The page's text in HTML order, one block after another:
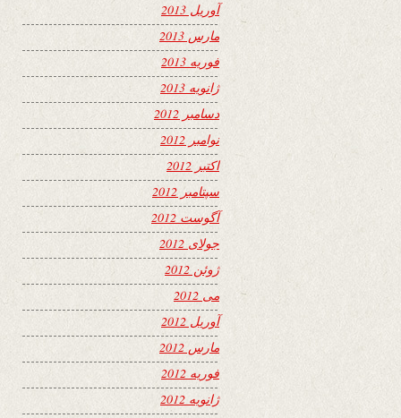
آوریل 2013
مارس 2013
فوریه 2013
ژانویه 2013
دسامبر 2012
نوامبر 2012
اکتبر 2012
سپتامبر 2012
آگوست 2012
جولای 2012
ژوئن 2012
می 2012
آوریل 2012
مارس 2012
فوریه 2012
ژانویه 2012